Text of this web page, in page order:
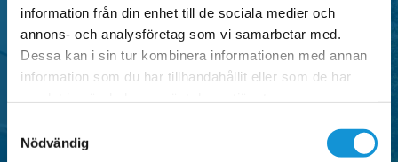
information från din enhet till de sociala medier och
annons- och analysföretag som vi samarbetar med.
Dessa kan i sin tur kombinera informationen med annan
information som du har tillhandahållit eller som de har
Nödvändig
P-tillstånd
Falu P erbjuder flera typer av parkeringstillstånd i